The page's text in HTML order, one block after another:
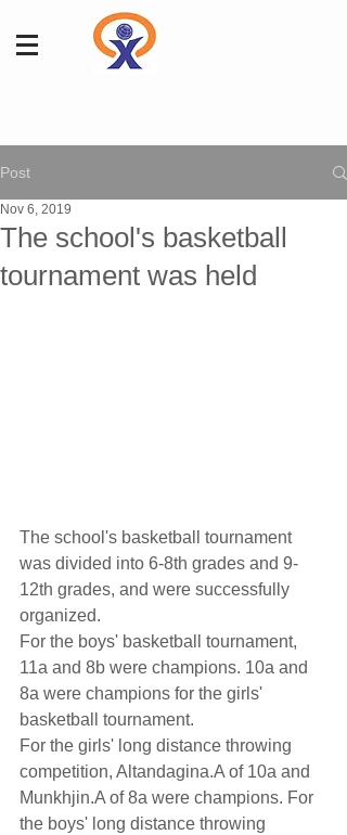
Post
The school's basketball
tournament was held
Nov 6, 2019
The school's basketball tournament
was divided into 6-8th grades and 9-
12th grades, and were successfully
organized.
For the boys' basketball tournament,
11a and 8b were champions. 10a and
8a were champions for the girls'
basketball tournament.
For the girls' long distance throwing
competition, Altandagina.A of 10a and
Munkhjin.A of 8a were champions. For
the boys' long distance throwing